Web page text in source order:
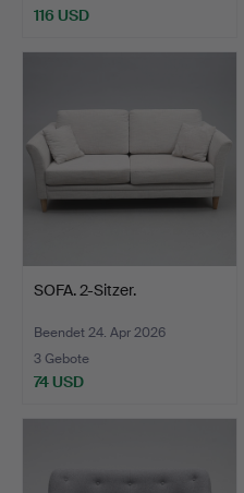
116 USD
SOFA. 2-Sitzer.
Beendet 24. Apr 2026
3 Gebote
74 USD